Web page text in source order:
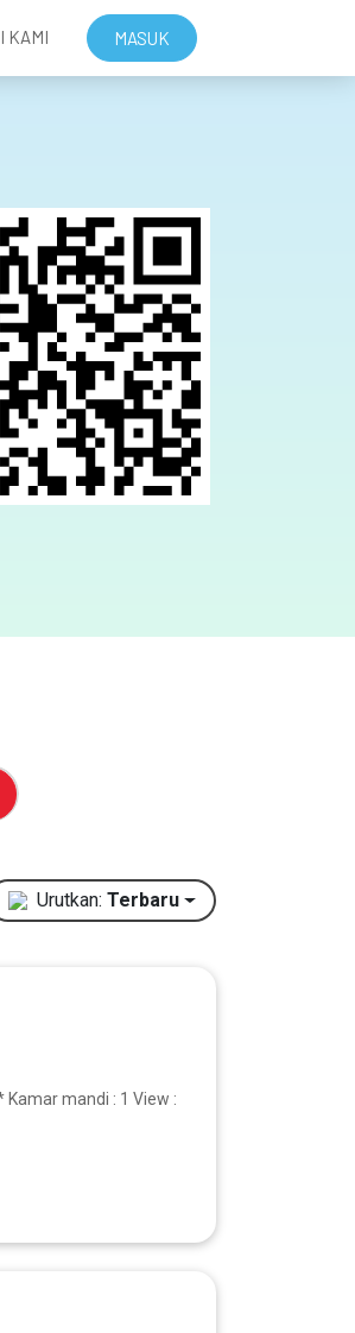
KAMI MASUK
Urutkan: Terbaru
mandi : 1 View :